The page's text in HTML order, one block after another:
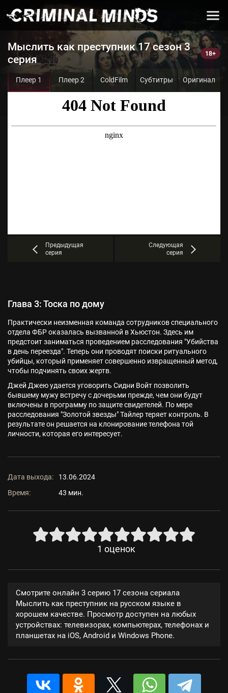
Мыслить как преступник 17 сезон 3
серия
Плеер 1 Плеер 2 ColdFilm Субтитры Оригинал
Предыдущая
серия
Следующая
серия
Глава 3: Тоска по дому
Практически неизменная команда сотрудников специального
отдела ФБР оказалась вызванной в Хьюстон. Здесь им
предстоит заниматься проведением расследования "Убийства
в день переезда". Теперь они проводят поиски ритуального
убийцы, который применяет совершенно извращенный метод,
чтобы подчинять своих жертв.
Джей Джею удается уговорить Сидни Войт позволить
бывшему мужу встречу с дочерьми прежде, чем они будут
включены в программу по защите свидетелей. По мере
расследования "Золотой звезды" Тайлер теряет контроль. В
результате он решается на клонирование телефона той
личности, которая его интересует.
Дата выхода:
13.06.2024
Время:
43 мин.
1 оценок
Смотрите онлайн 3 серию 17 сезона сериала
Мыслить как преступник на русском языке в
хорошем качестве. Просмотр доступен на любых
устройствах: телевизорах, компьютерах, телефонах и
планшетах на iOS, Android и Windows Phone.